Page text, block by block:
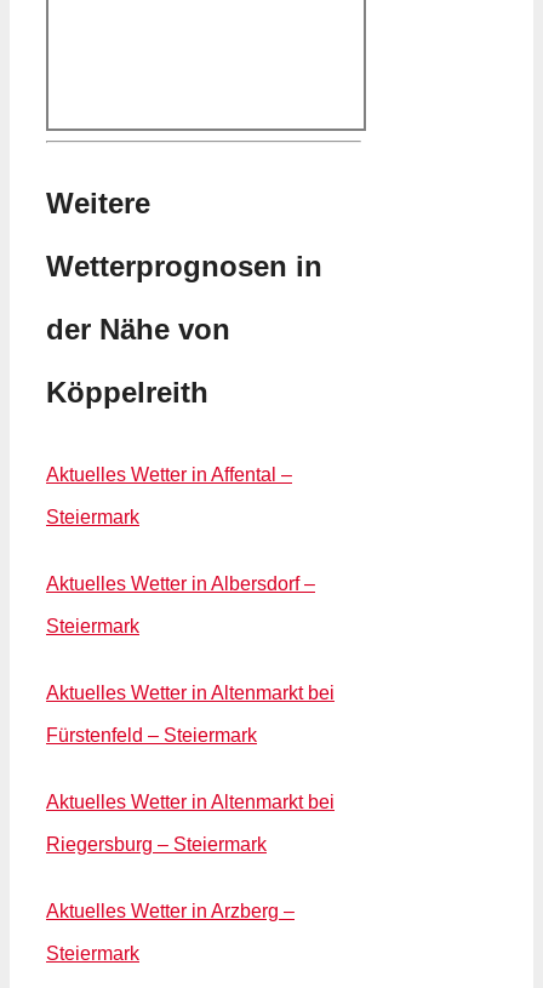
Weitere
Wetterprognosen in
der Nähe von
Köppelreith
Aktuelles Wetter in Affental –
Steiermark
Aktuelles Wetter in Albersdorf –
Steiermark
Aktuelles Wetter in Altenmarkt bei
Fürstenfeld – Steiermark
Aktuelles Wetter in Altenmarkt bei
Riegersburg – Steiermark
Aktuelles Wetter in Arzberg –
Steiermark